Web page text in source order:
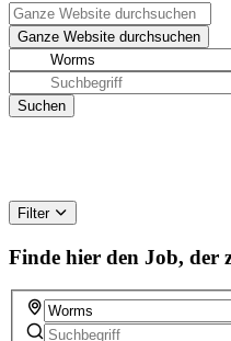
Filter
Finde hier den Job, der